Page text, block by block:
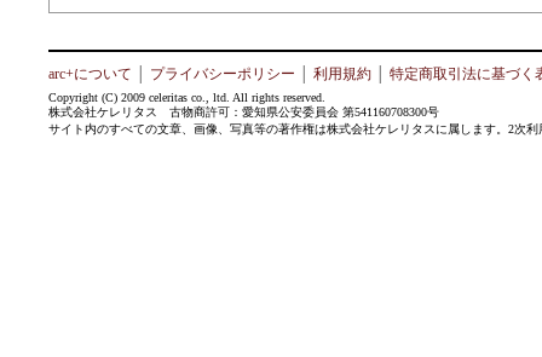
arc+について プライバシーポリシー 利用規約 特定商取引法に基づく
Copyright (C) 2009 celeritas co., ltd. All rights reserved.
株式会社ケレリタス 古物商許可：愛知県公安委員会 第541160708300号
サイト内のすべての文章、画像、写真等の著作権は株式会社ケレリタスに属します。2次